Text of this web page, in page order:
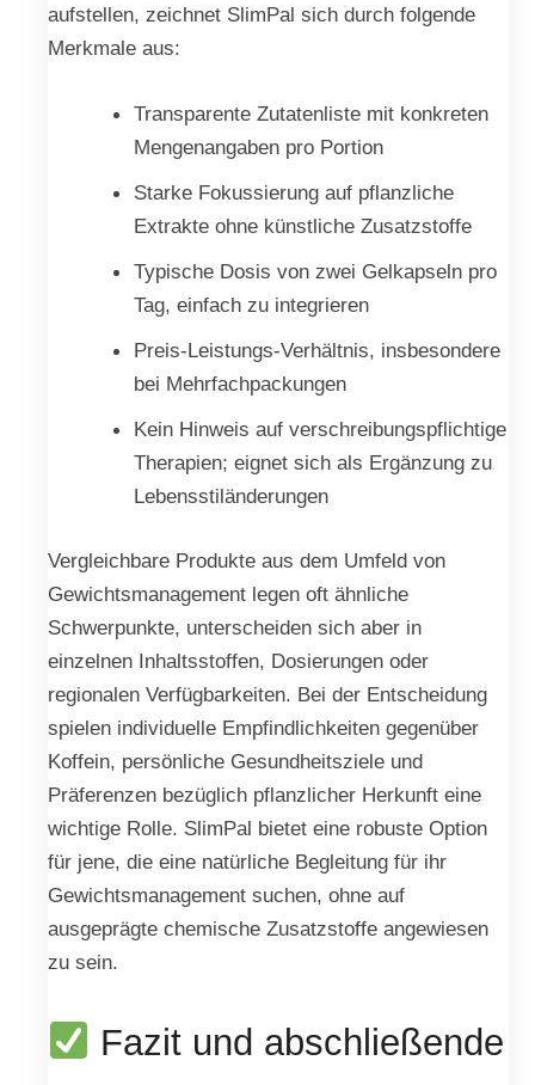
aufstellen, zeichnet SlimPal sich durch folgende
Merkmale aus:
Transparente Zutatenliste mit konkreten
Mengenangaben pro Portion
Starke Fokussierung auf pflanzliche
Extrakte ohne künstliche Zusatzstoffe
Typische Dosis von zwei Gelkapseln pro
Tag, einfach zu integrieren
Preis-Leistungs-Verhältnis, insbesondere
bei Mehrfachpackungen
Kein Hinweis auf verschreibungspflichtige
Therapien; eignet sich als Ergänzung zu
Lebensstiländerungen
Vergleichbare Produkte aus dem Umfeld von
Gewichtsmanagement legen oft ähnliche
Schwerpunkte, unterscheiden sich aber in
einzelnen Inhaltsstoffen, Dosierungen oder
regionalen Verfügbarkeiten. Bei der Entscheidung
spielen individuelle Empfindlichkeiten gegenüber
Koffein, persönliche Gesundheitsziele und
Präferenzen bezüglich pflanzlicher Herkunft eine
wichtige Rolle. SlimPal bietet eine robuste Option
für jene, die eine natürliche Begleitung für ihr
Gewichtsmanagement suchen, ohne auf
ausgeprägte chemische Zusatzstoffe angewiesen
zu sein.
Fazit und abschließende